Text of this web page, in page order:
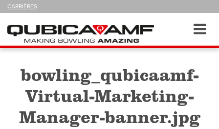
CARRIÈRES
NOUS
Navigation
bowling_qubicaamf-
Virtual-Marketing-
Manager-banner.jpg